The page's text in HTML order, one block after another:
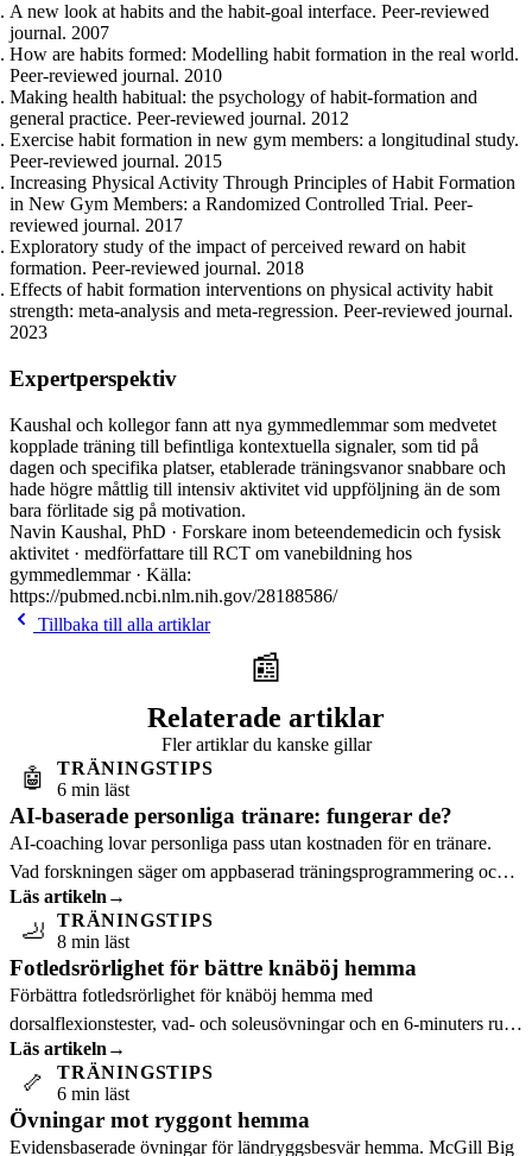
A new look at habits and the habit-goal interface. Peer-reviewed
journal. 2007
How are habits formed: Modelling habit formation in the real world.
Peer-reviewed journal. 2010
Making health habitual: the psychology of habit-formation and
general practice. Peer-reviewed journal. 2012
Exercise habit formation in new gym members: a longitudinal study.
Peer-reviewed journal. 2015
Increasing Physical Activity Through Principles of Habit Formation
in New Gym Members: a Randomized Controlled Trial. Peer-
reviewed journal. 2017
Exploratory study of the impact of perceived reward on habit
formation. Peer-reviewed journal. 2018
Effects of habit formation interventions on physical activity habit
strength: meta-analysis and meta-regression. Peer-reviewed journal.
2023
Expertperspektiv
Kaushal och kollegor fann att nya gymmedlemmar som medvetet
kopplade träning till befintliga kontextuella signaler, som tid på
dagen och specifika platser, etablerade träningsvanor snabbare och
hade högre måttlig till intensiv aktivitet vid uppföljning än de som
bara förlitade sig på motivation.
Navin Kaushal, PhD · Forskare inom beteendemedicin och fysisk
aktivitet · medförfattare till RCT om vanebildning hos
gymmedlemmar · Källa:
https://pubmed.ncbi.nlm.nih.gov/28188586/
Tillbaka till alla artiklar
📰
Relaterade artiklar
Fler artiklar du kanske gillar
🤖
TRÄNINGSTIPS
6 min läst
AI-baserade personliga tränare: fungerar de?
AI-coaching lovar personliga pass utan kostnaden för en tränare.
Vad forskningen säger om appbaserad träningsprogrammering och
vem som gynnas mest.
Läs artikeln →
🦶
TRÄNINGSTIPS
8 min läst
Fotledsrörlighet för bättre knäböj hemma
Förbättra fotledsrörlighet för knäböj hemma med
dorsalflexionstester, vad- och soleusövningar och en 6-minuters rutin
före squats.
Läs artikeln →
🦴
TRÄNINGSTIPS
6 min läst
Övningar mot ryggont hemma
Evidensbaserade övningar för ländryggsbesvär hemma. McGill Big